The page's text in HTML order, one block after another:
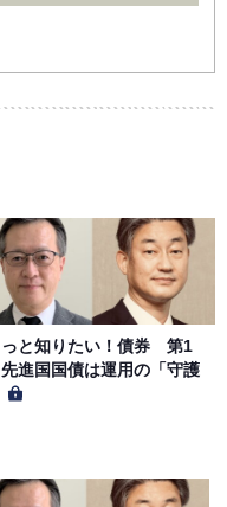
は、ユーザー名および
諾、貸与、譲渡、名
員が負うものとし、当
その他の著作物は、当
作権者に帰属するもの
いて複製、転用、公衆
著作権、商標権などを
とします。
）
合があります。
っと知りたい！債券 第1
進国国債は運用の「守護